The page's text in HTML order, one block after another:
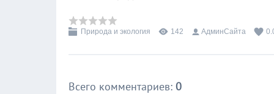
Природа и экология 142 АдминСайта
Всего комментариев: 0